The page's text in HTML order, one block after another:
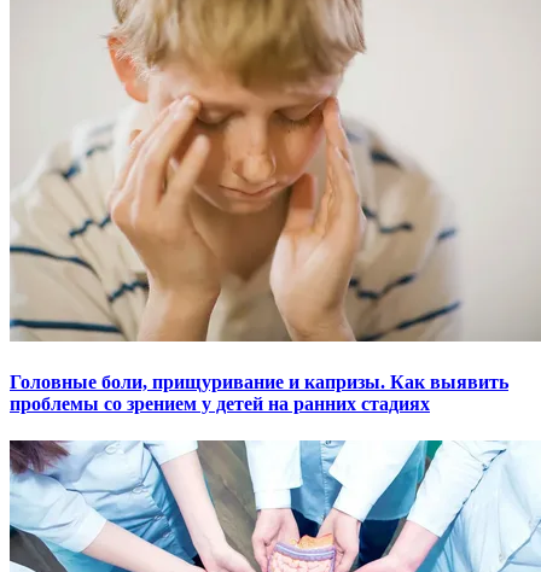
Головные боли, прищуривание и капризы. Как выявить
проблемы со зрением у детей на ранних стадиях